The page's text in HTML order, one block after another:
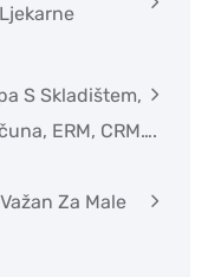
S Skladištem,
ERM, CRM….
Za Male